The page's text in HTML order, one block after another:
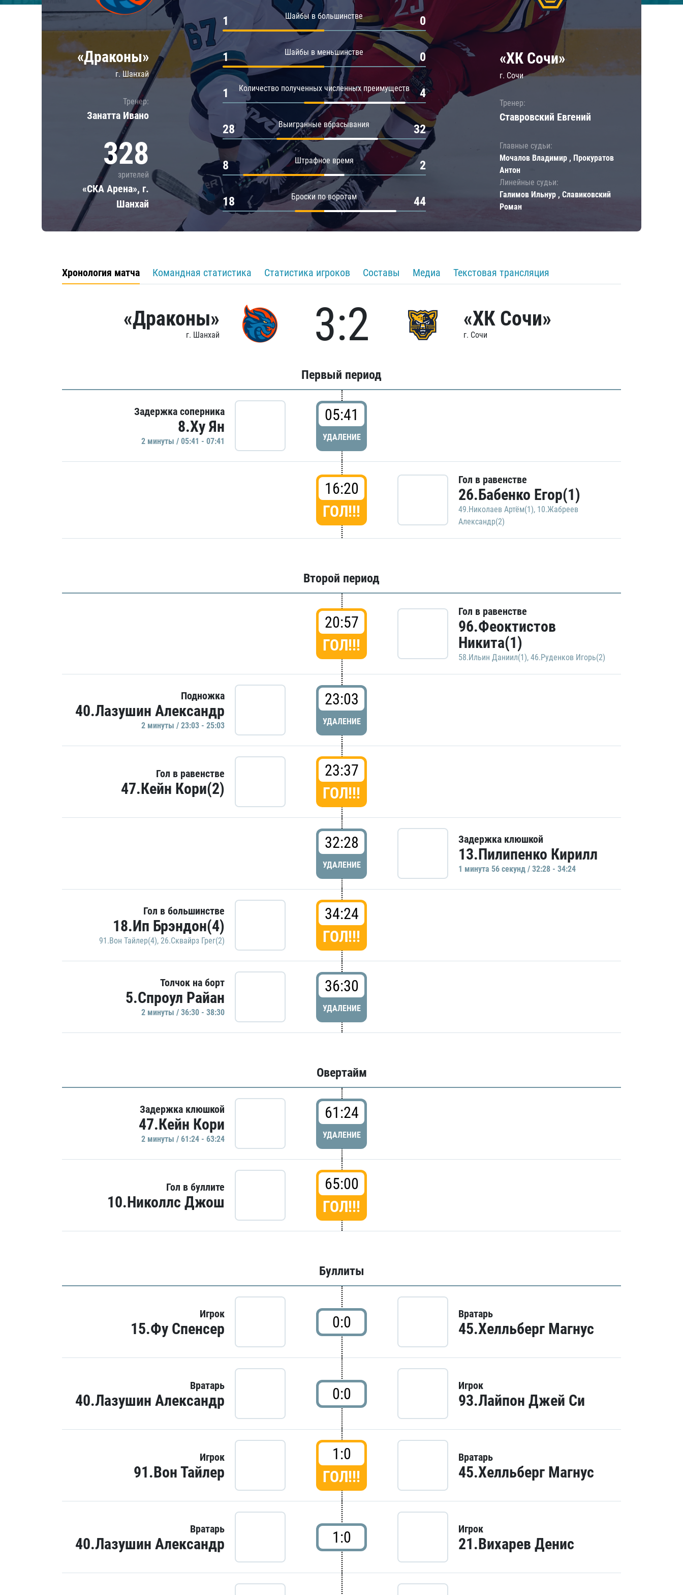
Локомотив
Шанхайские Драконы
Амур
Барыс
Салават Юлаев
«Драконы»
г. Шанхай
Тренер:
Занатта Иванo
328
зрителей
«СКА Арена», г.
Шанхай
Шайбы в большинстве
1 0
Шайбы в меньшинстве
1 0
Количество полученных численных преимуществ
1 4
Выигранные вбрасывания
28 32
Штрафное время
8 2
Броски по воротам
18 44
«ХК Сочи»
г. Сочи
Тренер:
Ставровский Евгений
Главные судьи:
Мочалов Владимир , Прокуратов
Антон
Линейные судьи:
Галимов Ильнур , Славиковский
Роман
Хронология матча Командная статистика Статистика игроков Составы Медиа Текстовая трансляция
«Драконы»
г. Шанхай 3:2 «ХК Сочи»
г. Сочи
Первый период
Задержка соперника
8.Ху Ян
2 минуты / 05:41 - 07:41
05:41
УДАЛЕНИЕ
16:20
ГОЛ!!!
Гол в равенстве
26.Бабенко Егор(1)
49.Николаев Артём(1), 10.Жабреев
Александр(2)
Второй период
20:57
ГОЛ!!!
Гол в равенстве
96.Феоктистов
Никита(1)
58.Ильин Даниил(1), 46.Руденков Игорь(2)
Подножка
40.Лазушин Александр
2 минуты / 23:03 - 25:03
23:03
УДАЛЕНИЕ
Гол в равенстве
47.Кейн Кори(2)
23:37
ГОЛ!!!
32:28
УДАЛЕНИЕ
Задержка клюшкой
13.Пилипенко Кирилл
1 минутa 56 секунд / 32:28 - 34:24
Гол в большинстве
18.Ип Брэндон(4)
91.Вон Тайлер(4), 26.Сквайрз Грег(2)
34:24
ГОЛ!!!
Толчок на борт
5.Спроул Райан
2 минуты / 36:30 - 38:30
36:30
УДАЛЕНИЕ
Овертайм
Задержка клюшкой
47.Кейн Кори
2 минуты / 61:24 - 63:24
61:24
УДАЛЕНИЕ
Гол в буллите
10.Николлс Джош
65:00
ГОЛ!!!
Буллиты
Игрок
15.Фу Спенсер 0:0 Вратарь
45.Хелльберг Магнус
Вратарь
40.Лазушин Александр 0:0 Игрок
93.Лайпон Джей Си
Игрок
91.Вон Тайлер
1:0
ГОЛ!!!
Вратарь
45.Хелльберг Магнус
Вратарь
40.Лазушин Александр 1:0 Игрок
21.Вихарев Денис